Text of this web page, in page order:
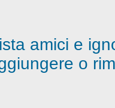
amici e
o